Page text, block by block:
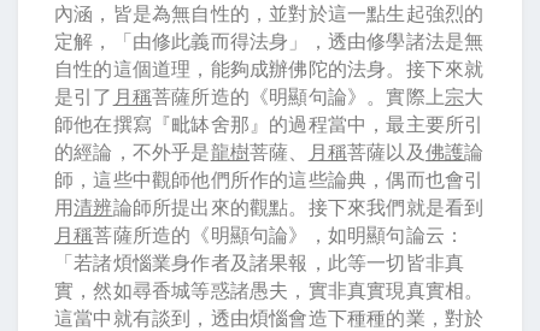
內涵，皆是為無自性的，並對於這一點生起強烈的
定解，「由修此義而得法身」，透由修學諸法是無
自性的這個道理，能夠成辦佛陀的法身。接下來就
是引了 月稱菩薩所造的《明顯句論》。實際上宗大
師他在撰寫『毗缽舍那』的過程當中，最主要所引
的經論，不外乎是龍樹菩薩、 月稱菩薩以及佛護論
師，這些中觀師他們所作的這些論典，偶而也會引
用清辨論師所提出來的觀點。接下來我們就是看到
月稱菩薩所造的《明顯句論》，如明顯句論云：
「若諸煩惱業身作者及諸果報，此等一切皆非真
實，然如尋香城等惑諸愚夫，實非真實現真實相。
這當中就有談到，透由煩惱會造下種種的業，對於